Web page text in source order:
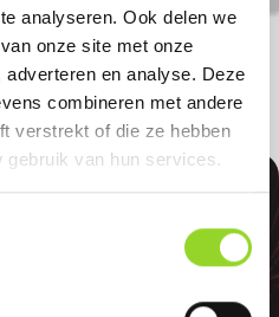
analyseren. Ook delen we
onze site met onze
en analyse. Deze
combineren met andere
verstrekt of die ze hebben
van hun services.